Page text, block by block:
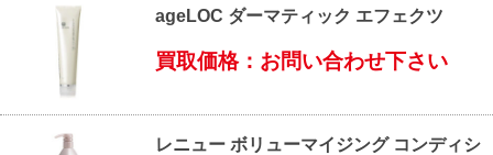
ageLOC ダーマティック エフェクツ
買取価格：お問い合わせ下さい
レニュー ボリューマイジング コンディシ